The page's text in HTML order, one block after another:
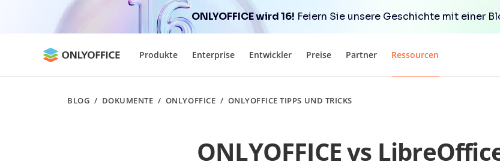
ONLYOFFICE wird 16! Feiern Sie unsere Geschichte mit einer
Produkte Enterprise Entwickler Preise Partner Ressourcen
BLOG / DOKUMENTE / ONLYOFFICE / ONLYOFFICE TIPPS UND TRICKS
ONLYOFFICE vs